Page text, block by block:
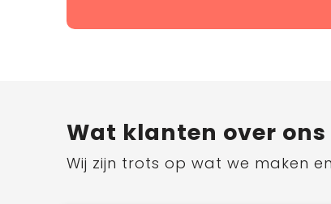
Wat klanten over
Wij zijn trots op wat we maken